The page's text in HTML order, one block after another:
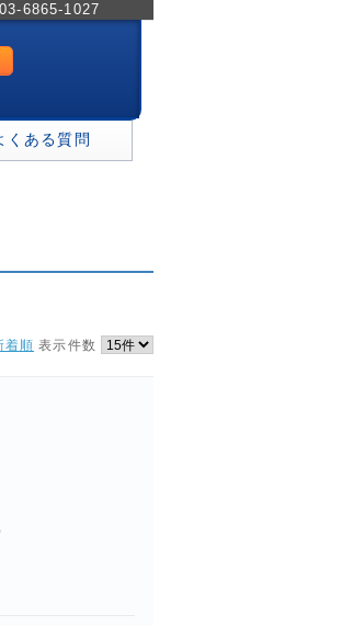
03-6865-1027
くある質問
着順 表示件数